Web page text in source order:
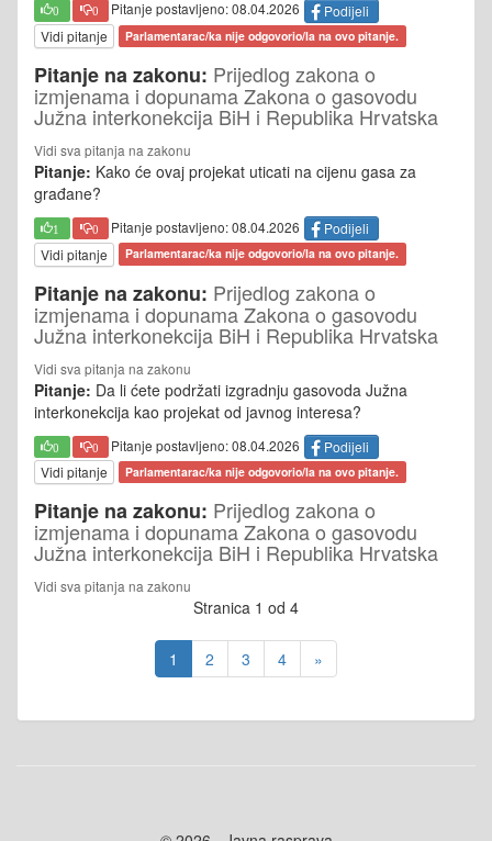
0 0 Pitanje postavljeno: 08.04.2026
Podijeli
Vidi pitanje
Parlamentarac/ka nije odgovorio/la na ovo pitanje.
Pitanje na zakonu: Prijedlog zakona o
izmjenama i dopunama Zakona o gasovodu
Južna interkonekcija BiH i Republika Hrvatska
Vidi sva pitanja na zakonu
Pitanje: Kako će ovaj projekat uticati na cijenu gasa za
građane?
1 0 Pitanje postavljeno: 08.04.2026
Podijeli
Vidi pitanje
Parlamentarac/ka nije odgovorio/la na ovo pitanje.
Pitanje na zakonu: Prijedlog zakona o
izmjenama i dopunama Zakona o gasovodu
Južna interkonekcija BiH i Republika Hrvatska
Vidi sva pitanja na zakonu
Pitanje: Da li ćete podržati izgradnju gasovoda Južna
interkonekcija kao projekat od javnog interesa?
0 0 Pitanje postavljeno: 08.04.2026
Podijeli
Vidi pitanje
Parlamentarac/ka nije odgovorio/la na ovo pitanje.
Pitanje na zakonu: Prijedlog zakona o
izmjenama i dopunama Zakona o gasovodu
Južna interkonekcija BiH i Republika Hrvatska
Vidi sva pitanja na zakonu
Stranica 1 od 4
1 2 3 4 »